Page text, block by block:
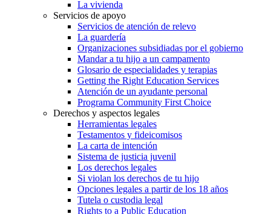
La vivienda
Servicios de apoyo
Servicios de atención de relevo
La guardería
Organizaciones subsidiadas por el gobierno
Mandar a tu hijo a un campamento
Glosario de especialidades y terapias
Getting the Right Education Services
Atención de un ayudante personal
Programa Community First Choice
Derechos y aspectos legales
Herramientas legales
Testamentos y fideicomisos
La carta de intención
Sistema de justicia juvenil
Los derechos legales
Si violan los derechos de tu hijo
Opciones legales a partir de los 18 años
Tutela o custodia legal
Rights to a Public Education